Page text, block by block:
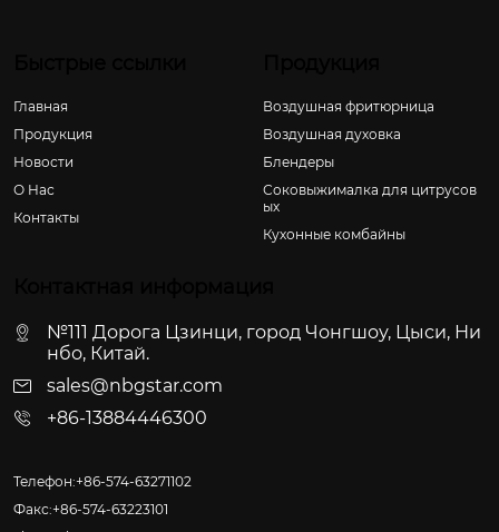
Главная
Продукция
Новости
О Hас
Контакты
Воздушная фритюрница
Воздушная духовка
Блендеры
Соковыжималка для цитрусов
ых
Кухонные комбайны
№111 Дорога Цзинци, город Чонгшоу, Цыси, Ни
нбо, Китай.
sales@nbgstar.com
+86-13884446300
Телефон:+86-574-63271102
Факс:+86-574-63223101